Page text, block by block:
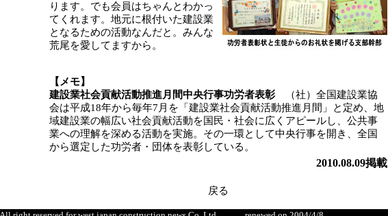
ります。でも会員はちゃんとわかっ
てくれます。地元に根付いた建設業
となるための活動なんだと。みんな
荒尾を愛してますから。
【メモ】
建設業社会貢献活動推進月間中央行事功労者表彰 （社）全国建設業協
会は平成18年から毎年7月を「建設業社会貢献活動推進月間」と定め、地
域建設業の幅広い社会貢献活動を国民・社会に広くアピールし、公共事
業への理解を深める活動を実施。その一環として中央行事を開き、全国
から選定した功労者・団体を表彰している。
2010.08.09掲載
戻る